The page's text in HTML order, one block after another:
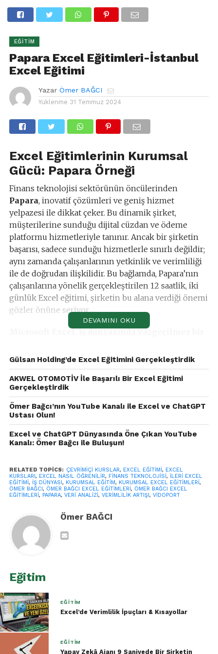
EĞITIM
Papara Excel Eğitimleri-İstanbul
Excel Eğitimi
Yazar Ömer BAĞCI
Yüklenme 31 Temmuz 2024
Excel Eğitimlerinin Kurumsal
Gücü: Papara Örneği
Finans teknolojisi sektörünün öncülerinden
Papara, inovatif çözümleri ve geniş hizmet
yelpazesi ile dikkat çeker. Bu dinamik şirket,
müşterilerine sunduğu dijital cüzdan ve ödeme
platformu hizmetleriyle tanınır. Ancak bir şirketin
başarısı, sadece sunduğu hizmetlerle sınırlı değildir;
aynı zamanda çalışanlarının yetkinlik ve verimliliği
ile de doğrudan ilişkilidir. Bu bağlamda, Papara’nın
çalışanlarına yönelik gerçekleştirilen 12 saatlik, iki
günlük Excel eğitimi, şirketin bu alana verdiği önemi
gözler önüne seriyor.
operasyonlarının yönetimi gibi kritik işlevler için
kullanılır. Papara gibi finans sektöründe faaliyet
gösteren bir şirket için Excel, özellikle veri yönetimi
ve analiz süreçlerinde merkezi bir role sahiptir. Bu
nedenle, çalışanların Excel konusunda ileri düzey
bilgi ve becerilere sahip olması, şirketin genel
performansını doğrudan etkiler.
vidoport, her seviyeden bireye uygun kurslar
sunarak, çalışanların ihtiyaç duydukları becerileri
edinmelerine olanak tanır. Eğitimler, çevrimiçi
ortamda gerçekleştiği için, çalışanlar kendi
hızlarında ve mevcut iş yüklerini aksatmadan
eğitimlerine devam edebilirler. Ayrıca, vidoport’un
çeşitli abonelik seçenekleri, her ölçekteki
DEVAMINI OKU
Gülsan Holding’de Excel Eğitimini Gerçekleştirdik
AKWEL OTOMOTİV İle Başarılı Bir Excel Eğitimi
Gerçekleştirdik
Ömer Bağcı’nın YouTube Kanalı ile Excel ve ChatGPT
Ustası Olun!
Excel ve ChatGPT Dünyasında Öne Çıkan YouTube
Kanalı: Ömer Bağcı ile Buluşun!
RELATED TOPICS: ÇEVRIMIÇI KURSLAR, EXCEL EĞITIMI, EXCEL
KURSLARI, EXCEL NASIL ÖĞRENILIR, FINANS TEKNOLOJISI, ILERI EXCEL
EĞITIMI, IŞ DÜNYASI, KURUMSAL EĞITIM, KURUMSAL EXCEL EĞITIMLERI,
ÖMER BAĞCI, ÖMER BAĞCI EXCEL EĞITIMLERI, ÖMER BAĞCI EXCEL
EĞITIMLERI, PAPARA, VERI ANALIZI, VERIMLILIK ARTIŞI, VIDOPORT
Ömer BAĞCI
Eğitim
EĞITIM
Excel’de Verimlilik İpuçları & Kısayollar
EĞITIM
Yapay Zekâ Ajanı 9 Saniyede Bir Şirketin